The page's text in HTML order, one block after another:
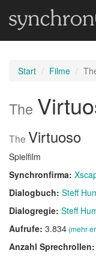
Start Filme
The
The Virtuoso
Spielfilm
Synchronfirma:
Dialogbuch: Steff
Dialogregie: Steff
Aufrufe: 3.834(mehr
Anzahl Sprechrollen: